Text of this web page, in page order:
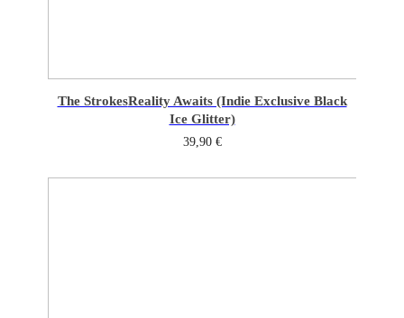
The StrokesReality Awaits (Indie Exclusive Black
Ice Glitter)
39,90 €